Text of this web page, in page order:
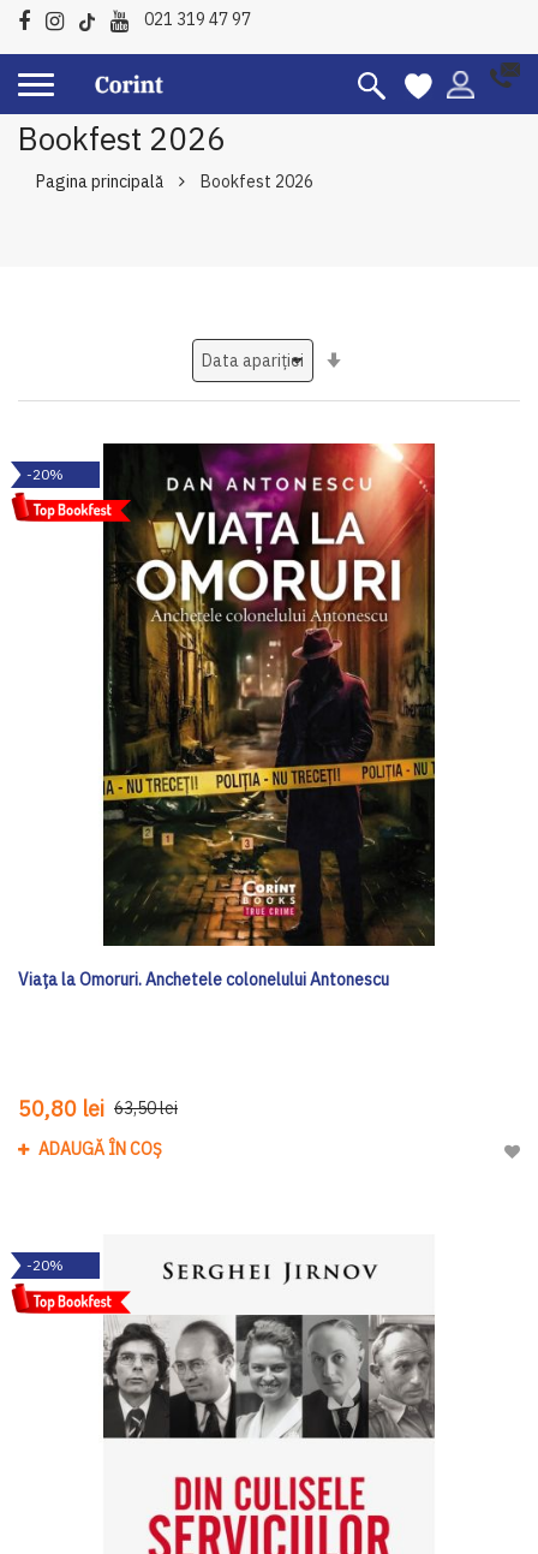
021 319 47 97
Bookfest 2026
Pagina principală Bookfest 2026
-20%
Viața la Omoruri. Anchetele colonelului Antonescu
50,80 lei 63,50 lei
ADAUGĂ ÎN COȘ
-20%